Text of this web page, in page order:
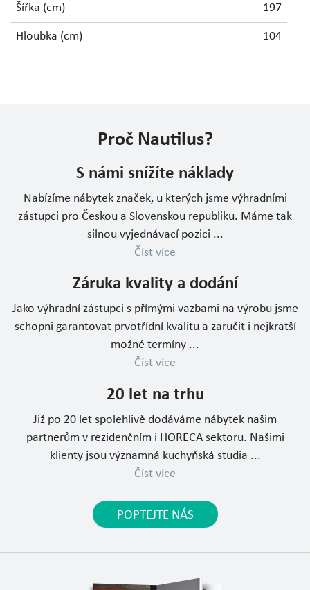
Šířka (cm) 197
Hloubka (cm) 104
Proč Nautilus?
S námi snížíte náklady
Nabízíme nábytek značek, u kterých jsme výhradními
zástupci pro Českou a Slovenskou republiku. Máme tak
silnou vyjednávací pozici ...
Číst více
Záruka kvality a dodání
Jako výhradní zástupci s přímými vazbami na výrobu jsme
schopni garantovat prvotřídní kvalitu a zaručit i nejkratší
možné termíny ...
Číst více
20 let na trhu
Již po 20 let spolehlivě dodáváme nábytek našim
partnerům v rezidenčním i HORECA sektoru. Našimi
klienty jsou významná kuchyňská studia ...
Číst více
POPTEJTE NÁS